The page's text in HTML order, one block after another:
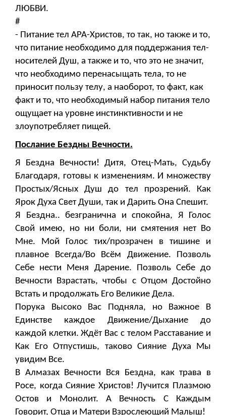
ЛЮБВИ.
#
- Питание тел АРА-Христов, то так, но также и то,
что питание необходимо для поддержания тел-
носителей Душ, а также и то, что это не значит,
что необходимо перенасыщать тела, то не
приносит пользу телу, а наоборот, то факт, как
факт и то, что необходимый набор питания тело
ощущает на уровне инстинктивности и не
злоупотребляет пищей.
Послание Бездны Вечности.
Я Бездна Вечности! Дитя, Отец-Мать, Судьбу
Благодаря, готовы к изменениям. И множеству
Простых/Ясных Душ до тел прозрений. Как
Ярок Духа Свет Души, так и Дарить Она Спешит.
Я Бездна.. безгранична и спокойна, Я Голос
Свой имею, но ни боли, ни смятения нет Во
Мне. Мой Голос тих/прозрачен в тишине и
плавное Всегда/Во Всём Движение. Позволь
Себе нести Меня Дарение. Позволь Себе до
Вечности Взрастать, чтобы с Отцом Достойно
Встать и продолжать Его Великие Дела.
Порука Высоко Вас Подняла, но Важное В
Единстве каждое Движение/Дыхание до
каждой клетки. Ждёт Вас с телом Расставание и
Как Его Отпустишь, таково Сияние Духа Мы
увидим Все.
В Алмазах Вечности Вся Бездна, как трава в
Росе, когда Сияние Христов! Лучится Плазмою
Остов и Монолит. А Вечность С Каждым
Говорит, Отца и Матери Взрослеющий Малыш!